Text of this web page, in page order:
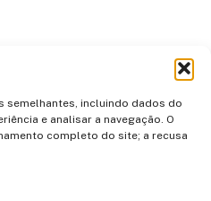
incluindo dados do
e analisar a navegação. O
completo do site; a recusa